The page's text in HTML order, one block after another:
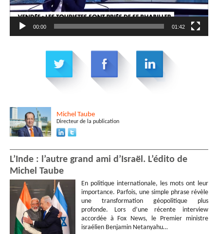
00:00 01:42
Michel Taube
Directeur de la publication
L’Inde : l’autre grand ami d’Israël. L’édito de
Michel Taube
En politique internationale, les mots ont leur
importance. Parfois, une simple phrase révèle
une transformation géopolitique plus
profonde. Lors d’une récente interview
accordée à Fox News, le Premier ministre
israélien Benjamin Netanyahu…